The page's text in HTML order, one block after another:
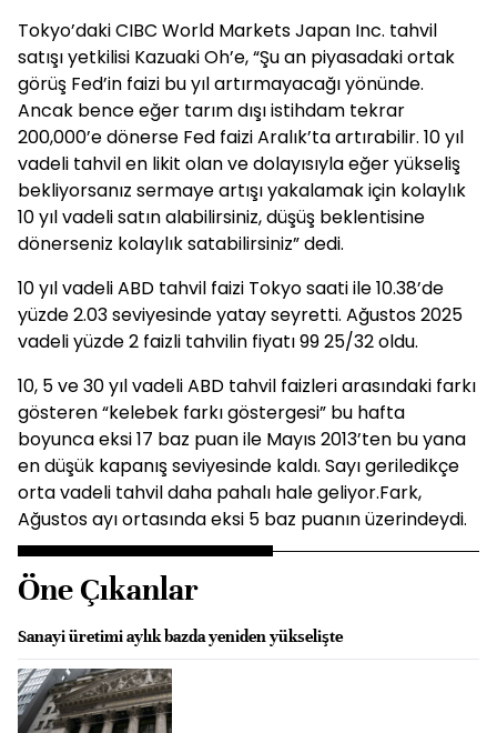
Tokyo’daki CIBC World Markets Japan Inc. tahvil
satışı yetkilisi Kazuaki Oh’e, “Şu an piyasadaki ortak
görüş Fed’in faizi bu yıl artırmayacağı yönünde.
Ancak bence eğer tarım dışı istihdam tekrar
200,000’e dönerse Fed faizi Aralık’ta artırabilir. 10 yıl
vadeli tahvil en likit olan ve dolayısıyla eğer yükseliş
bekliyorsanız sermaye artışı yakalamak için kolaylık
10 yıl vadeli satın alabilirsiniz, düşüş beklentisine
dönerseniz kolaylık satabilirsiniz” dedi.
10 yıl vadeli ABD tahvil faizi Tokyo saati ile 10.38’de
yüzde 2.03 seviyesinde yatay seyretti. Ağustos 2025
vadeli yüzde 2 faizli tahvilin fiyatı 99 25/32 oldu.
10, 5 ve 30 yıl vadeli ABD tahvil faizleri arasındaki farkı
gösteren “kelebek farkı göstergesi” bu hafta
boyunca eksi 17 baz puan ile Mayıs 2013’ten bu yana
en düşük kapanış seviyesinde kaldı. Sayı geriledikçe
orta vadeli tahvil daha pahalı hale geliyor.Fark,
Ağustos ayı ortasında eksi 5 baz puanın üzerindeydi.
Öne Çıkanlar
Sanayi üretimi aylık bazda yeniden yükselişte